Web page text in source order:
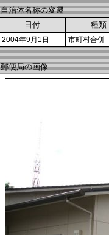
自治体名称の変遷
日付
種類
2004年9月1日 市町村合併
郵便局の画像